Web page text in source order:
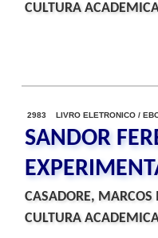
CULTURA
2983 LIVRO ELETRONICO /
SANDOR
CASADORE,
CULTURA